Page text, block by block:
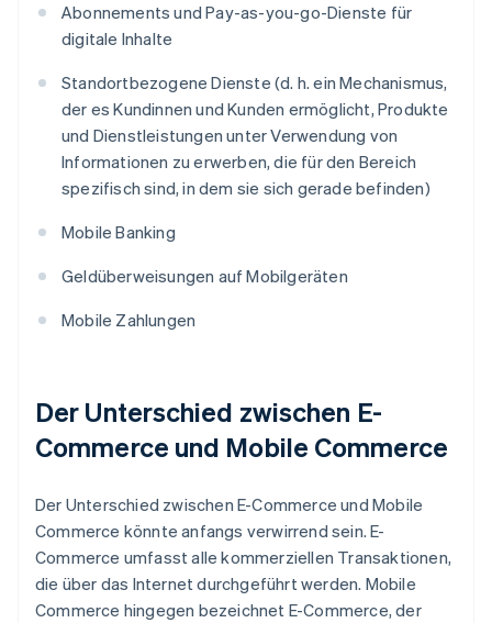
Abonnements und Pay-as-you-go-Dienste für
digitale Inhalte
Standortbezogene Dienste (d. h. ein Mechanismus,
der es Kundinnen und Kunden ermöglicht, Produkte
und Dienstleistungen unter Verwendung von
Informationen zu erwerben, die für den Bereich
spezifisch sind, in dem sie sich gerade befinden)
Mobile Banking
Geldüberweisungen auf Mobilgeräten
Mobile Zahlungen
Der Unterschied zwischen E-
Commerce und Mobile Commerce
Der Unterschied zwischen E-Commerce und Mobile
Commerce könnte anfangs verwirrend sein. E-
Commerce umfasst alle kommerziellen Transaktionen,
die über das Internet durchgeführt werden. Mobile
Commerce hingegen bezeichnet E-Commerce, der